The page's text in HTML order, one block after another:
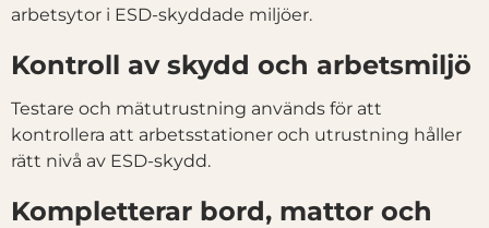
arbetsytor i ESD-skyddade miljöer.
Kontroll av skydd och arbetsmiljö
Testare och mätutrustning används för att
kontrollera att arbetsstationer och utrustning håller
rätt nivå av ESD-skydd.
Kompletterar bord, mattor och